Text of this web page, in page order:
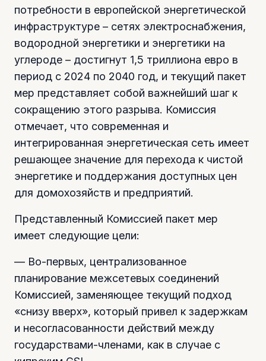
потребности в европейской энергетической
инфраструктуре – сетях электроснабжения,
водородной энергетики и энергетики на
углероде – достигнут 1,5 триллиона евро в
период с 2024 по 2040 год, и текущий пакет
мер представляет собой важнейший шаг к
сокращению этого разрыва. Комиссия
отмечает, что современная и
интегрированная энергетическая сеть имеет
решающее значение для перехода к чистой
энергетике и поддержания доступных цен
для домохозяйств и предприятий.
Представленный Комиссией пакет мер
имеет следующие цели:
— Во-первых, централизованное
планирование межсетевых соединений
Комиссией, заменяющее текущий подход
«снизу вверх», который привел к задержкам
и несогласованности действий между
государствами-членами, как в случае с